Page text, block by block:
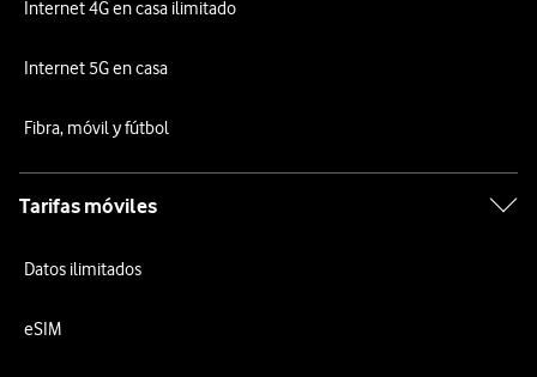
Internet 4G en casa ilimitado
Internet 5G en casa
Fibra, móvil y fútbol
Tarifas móviles
Datos ilimitados
eSIM